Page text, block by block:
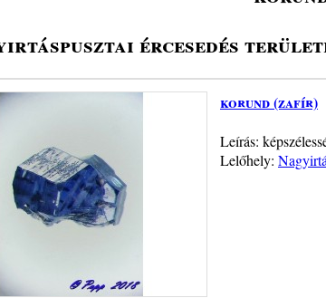
ércesedés
korund (zafír)
Leírás:
Lelőhely: